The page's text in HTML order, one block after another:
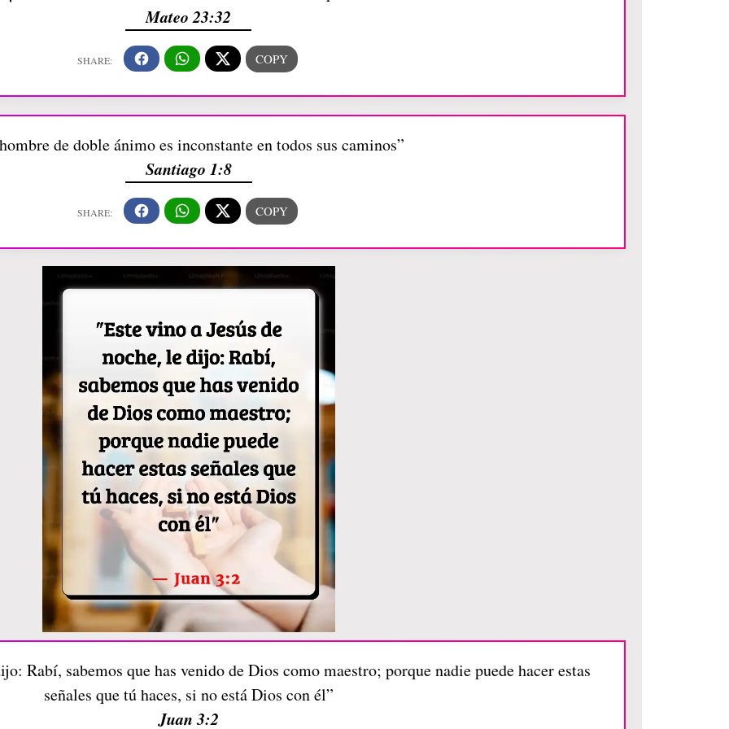
Mateo 23:32
de doble ánimo es inconstante en todos sus caminos”
Santiago 1:8
Rabí, sabemos que has venido de Dios como maestro; porque nadie puede hacer estas
señales que tú haces, si no está Dios con él”
Juan 3:2